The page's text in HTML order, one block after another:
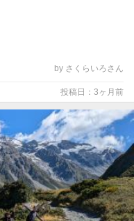
by さくらいろさん
投稿日：3ヶ月前